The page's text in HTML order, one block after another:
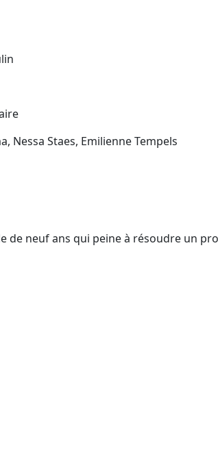
Nessa Staes, Emilienne Tempels
de neuf ans qui peine à résoudre un